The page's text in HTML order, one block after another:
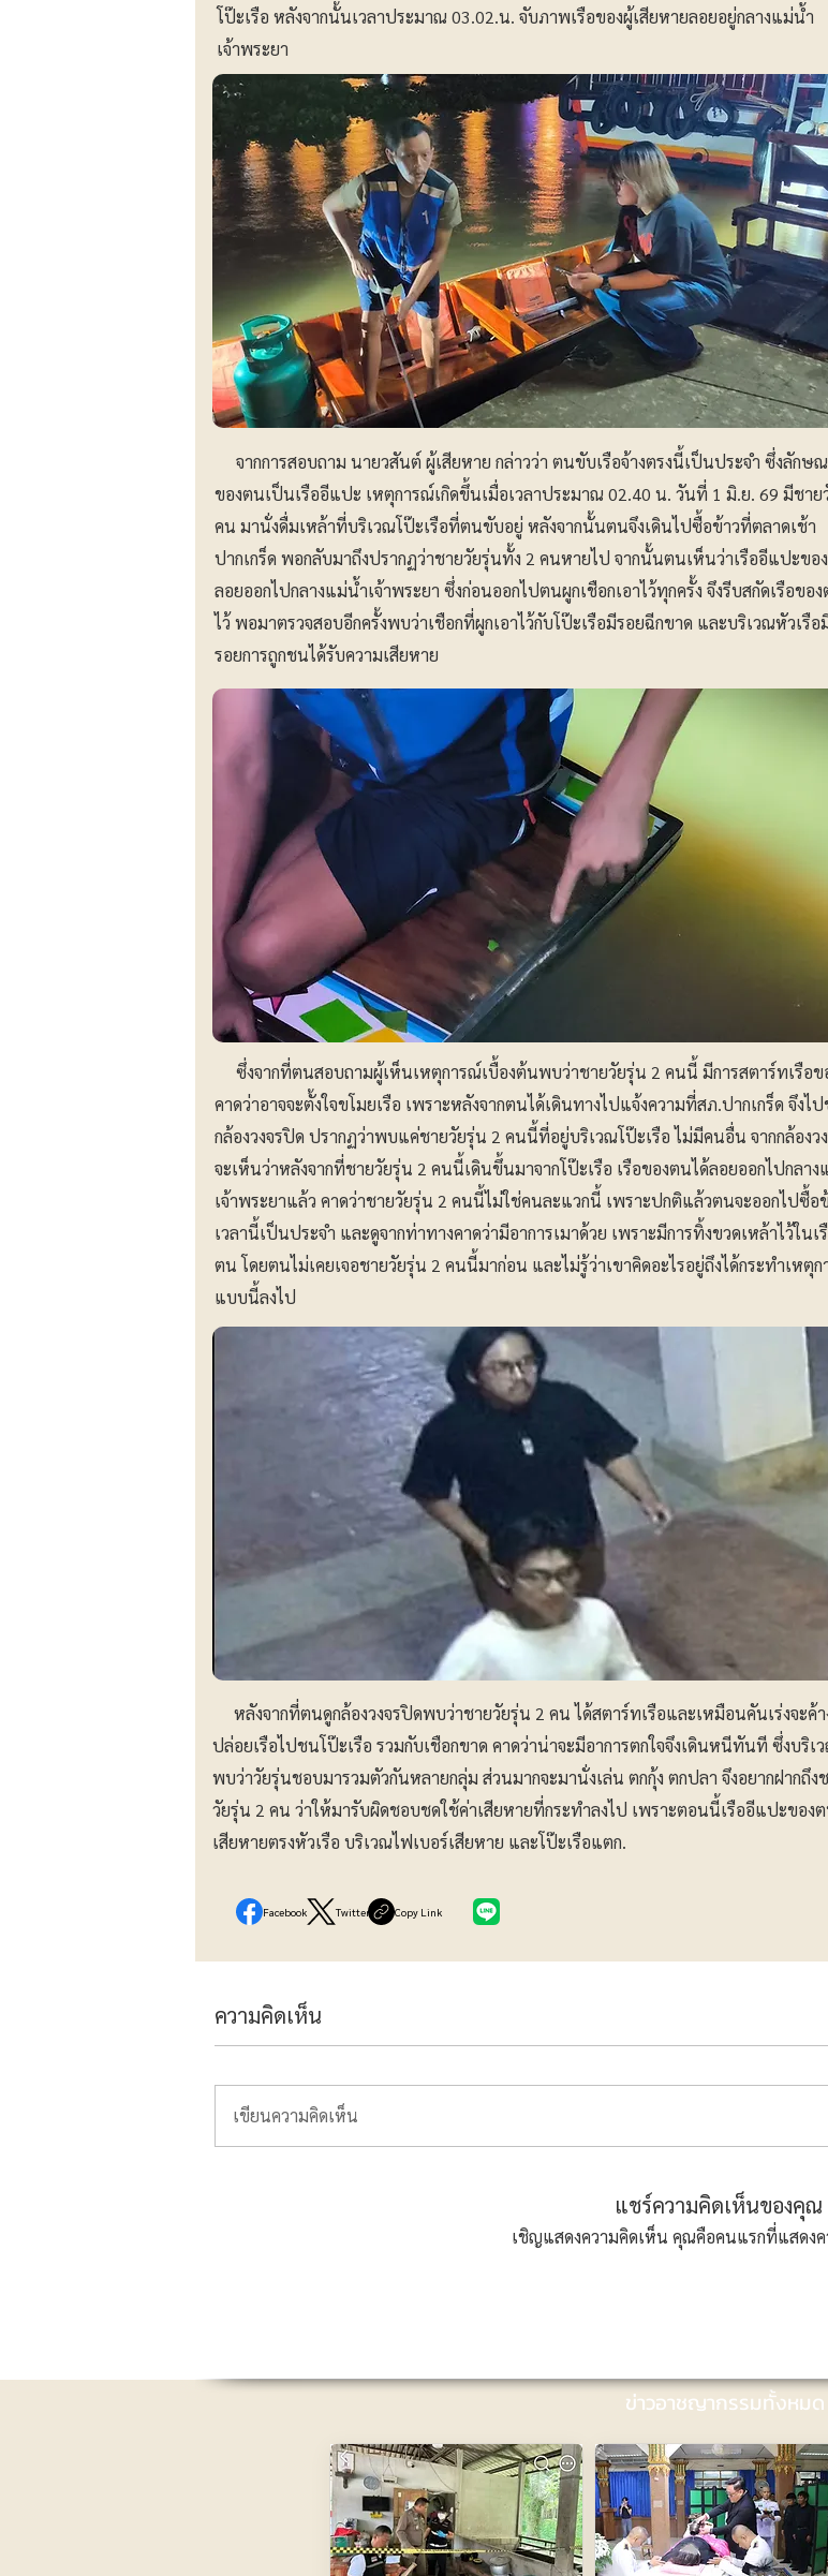
โป๊ะเรือ หลังจากนั้นเวลาประมาณ 03.02.น. จับภาพเรือของผู้เสียหายลอยอยู่กลางแม่น้ำ
เจ้าพระยา
จากการสอบถาม นายวสันต์ ผู้เสียหาย กล่าวว่า ตนขับเรือจ้างตรงนี้เป็นประจำ ซึ่งลักษณ
ของตนเป็นเรืออีแปะ เหตุการณ์เกิดขึ้นเมื่อเวลาประมาณ 02.40 น. วันที่ 1 มิ.ย. 69 มีชาย
คน มานั่งดื่มเหล้าที่บริเวณโป๊ะเรือที่ตนขับอยู่ หลังจากนั้นตนจึงเดินไปซื้อข้าวที่ตลาดเช้า
ปากเกร็ด พอกลับมาถึงปรากฏว่าชายวัยรุ่นทั้ง 2 คนหายไป จากนั้นตนเห็นว่าเรืออีแปะของ
ลอยออกไปกลางแม่น้ำเจ้าพระยา ซึ่งก่อนออกไปตนผูกเชือกเอาไว้ทุกครั้ง จึงรีบสกัดเรือของ
ไว้ พอมาตรวจสอบอีกครั้งพบว่าเชือกที่ผูกเอาไว้กับโป๊ะเรือมีรอยฉีกขาด และบริเวณหัวเรือ
รอยการถูกชนได้รับความเสียหาย
ซึ่งจากที่ตนสอบถามผู้เห็นเหตุการณ์เบื้องต้นพบว่าชายวัยรุ่น 2 คนนี้ มีการสตาร์ทเรือข
คาดว่าอาจจะตั้งใจขโมยเรือ เพราะหลังจากตนได้เดินทางไปแจ้งความที่สภ.ปากเกร็ด จึงไป
กล้องวงจรปิด ปรากฏว่าพบแค่ชายวัยรุ่น 2 คนนี้ที่อยู่บริเวณโป๊ะเรือ ไม่มีคนอื่น จากกล้องว
จะเห็นว่าหลังจากที่ชายวัยรุ่น 2 คนนี้เดินขึ้นมาจากโป๊ะเรือ เรือของตนได้ลอยออกไปกลาง
เจ้าพระยาแล้ว คาดว่าชายวัยรุ่น 2 คนนี้ไม่ใช่คนละแวกนี้ เพราะปกติแล้วตนจะออกไปซื้อ
เวลานี้เป็นประจำ และดูจากท่าทางคาดว่ามีอาการเมาด้วย เพราะมีการทิ้งขวดเหล้าไว้ในเ
ตน โดยตนไม่เคยเจอชายวัยรุ่น 2 คนนี้มาก่อน และไม่รู้ว่าเขาคิดอะไรอยู่ถึงได้กระทำเหตุ
แบบนี้ลงไป
หลังจากที่ตนดูกล้องวงจรปิดพบว่าชายวัยรุ่น 2 คน ได้สตาร์ทเรือและเหมือนคันเร่งจะค้า
ปล่อยเรือไปชนโป๊ะเรือ รวมกับเชือกขาด คาดว่าน่าจะมีอาการตกใจจึงเดินหนีทันที ซึ่งบริเ
พบว่าวัยรุ่นชอบมารวมตัวกันหลายกลุ่ม ส่วนมากจะมานั่งเล่น ตกกุ้ง ตกปลา จึงอยากฝากถึง
วัยรุ่น 2 คน ว่าให้มารับผิดชอบชดใช้ค่าเสียหายที่กระทำลงไป เพราะตอนนี้เรืออีแปะของ
เสียหายตรงหัวเรือ บริเวณไฟเบอร์เสียหาย และโป๊ะเรือแตก.
Facebook Twitter Copy Link
ความคิดเห็น
เขียนความคิดเห็น
แชร์ความคิดเห็นของคุณ
เชิญแสดงความคิดเห็น คุณคือคนแรกที่แสดง
ข่าวอาชญากรรมทั้งหมด